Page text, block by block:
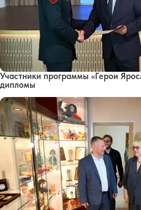
Участники программы «Герои
дипломы